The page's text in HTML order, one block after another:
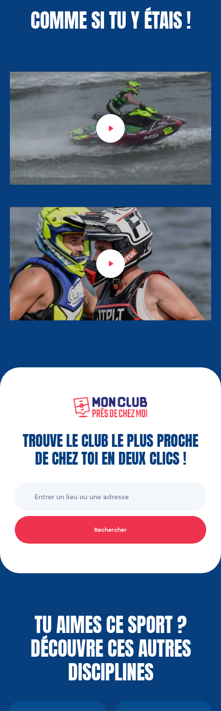
COMME SI TU Y ÉTAIS !
TROUVE LE CLUB LE PLUS PROCHE
DE CHEZ TOI EN DEUX CLICS !
Rechercher
TU AIMES CE SPORT ?
DÉCOUVRE CES AUTRES
DISCIPLINES